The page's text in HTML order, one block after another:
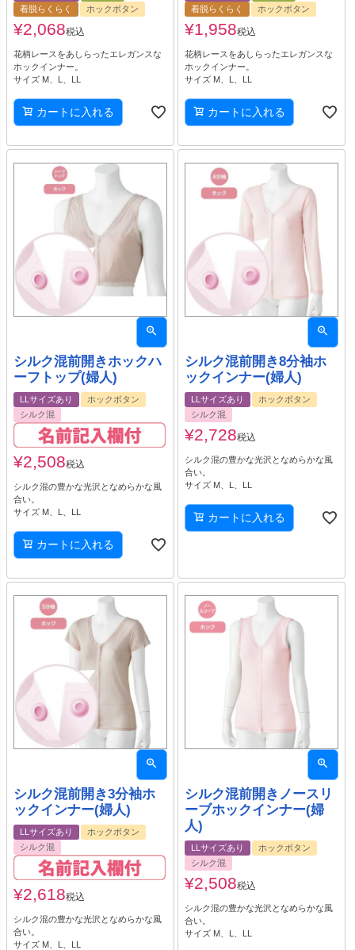
着脱らくらく
ホックボタン
¥2,068税込
花柄レースをあしらったエレガンスな
ホックインナー。
サイズ M、L、LL
カートに入れる
着脱らくらく
ホックボタン
¥1,958税込
花柄レースをあしらったエレガンスな
ホックインナー。
サイズ M、L、LL
カートに入れる
シルク混前開きホックハ
ーフトップ(婦人)
LLサイズあり
ホックボタン
シルク混
¥2,508税込
シルク混の豊かな光沢となめらかな風
合い。
サイズ M、L、LL
カートに入れる
シルク混前開き8分袖ホ
ックインナー(婦人)
LLサイズあり
ホックボタン
シルク混
¥2,728税込
シルク混の豊かな光沢となめらかな風
合い。
サイズ M、L、LL
カートに入れる
シルク混前開き3分袖ホ
ックインナー(婦人)
LLサイズあり
ホックボタン
シルク混
¥2,618税込
シルク混の豊かな光沢となめらかな風
合い。
サイズ M、L、LL
シルク混前開きノースリ
ーブホックインナー(婦
人)
LLサイズあり
ホックボタン
シルク混
¥2,508税込
シルク混の豊かな光沢となめらかな風
合い。
サイズ M、L、LL